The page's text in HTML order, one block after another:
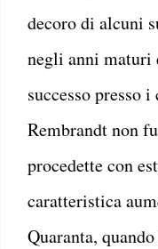
decoro di alcuni
negli anni maturi
successo presso
Rembrandt non
procedette con
caratteristica
Quaranta,